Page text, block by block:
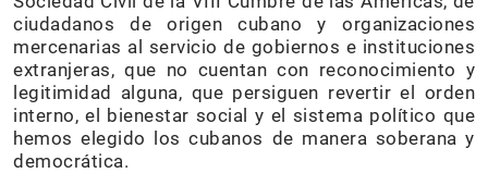
ciudadanos de origen cubano y organizaciones
mercenarias al servicio de gobiernos e instituciones
extranjeras, que no cuentan con reconocimiento y
legitimidad alguna, que persiguen revertir el orden
interno, el bienestar social y el sistema político que
hemos elegido los cubanos de manera soberana y
democrática.